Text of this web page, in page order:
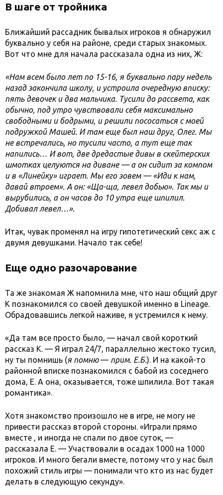
В шаге от тройника
Ближайший рассадник бывалых игроков я обнаружил
буквально у себя на районе, среди старых знакомых.
Вот что мне для начала рассказала одна из них, Ж:
«Нам всем было лет по 15-16, я буквально пару недель
назад закончила школу, и устроила очередную вписку:
пять девочек и два мальчика. Тусили до рассвета, как
обычно, под утро чувствовали себя максимально
свободными и бодрыми, и решили пососаться с моей
подружкой Машей. И там еще был наш друг, Олег. Мы
не встречались, но тусили часто, а тут еще так
напились… И вот, две дредастые дивы в скейтерских
шмотках целуются на диване — а он сидит за компом
и в «Линейку» играет. Мы его зовем — «Иди к нам,
давай втроем». А он: «Ща-ща, левел добью». Так мы и
вырубились, а он часов до 10 утра еще шпилил.
Добивал левел…».
Итак, чувак променял на игру гипотетический секс аж с
двумя девушками. Начало так себе!
Еще одно разочарование
Та же знакомая Ж напомнила мне, что наш общий друг
К познакомился со своей девушкой именно в Lineage.
Обрадовавшись легкой наживе, я устремился к нему.
«Да там все просто было, — начал свой короткий
рассказ К. — Я играл 24/7, параллельно жестоко тусил,
ну ты помнишь (я помню— прим. Е.Б.). И на какой-то
районной вписке познакомился с бабой из соседнего
дома, Е. А она, оказывается, тоже шпилила. Вот такая
романтика».
Хотя знакомство произошло не в игре, не могу не
привести рассказ второй стороны. «Играли прямо
вместе , и иногда не спали по двое суток, —
рассказала Е. — Участвовали в осадах 1000 на 1000
игроков. И много бегали вместе, потому что у нас был
похожий стиль игры — понимали что кто из нас будет
делать в следующую секунду».